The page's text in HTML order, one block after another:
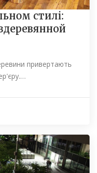
стилі:
привертають